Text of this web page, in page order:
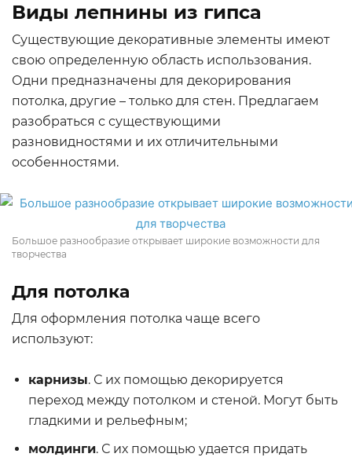
Виды лепнины из гипса
Существующие декоративные элементы имеют
свою определенную область использования.
Одни предназначены для декорирования
потолка, другие – только для стен. Предлагаем
разобраться с существующими
разновидностями и их отличительными
особенностями.
Большое разнообразие открывает широкие возможности для
творчества
Для потолка
Для оформления потолка чаще всего
используют:
карнизы. С их помощью декорируется
переход между потолком и стеной. Могут быть
гладкими и рельефным;
молдинги. С их помощью удается придать